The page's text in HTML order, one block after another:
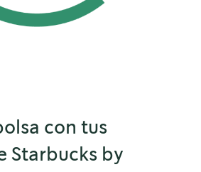
con tus
Starbucks by